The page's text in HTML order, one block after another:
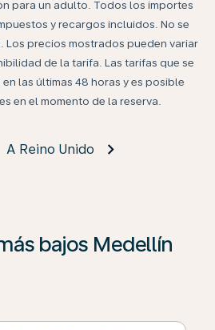
para un adulto. Todos los importes
y recargos incluidos. No se
Los precios mostrados pueden variar
de la tarifa. Las tarifas que se
las últimas 48 horas y es posible
en el momento de la reserva.
A Reino Unido
bajos Medellín
resultados, haga clic en ‘Buscar